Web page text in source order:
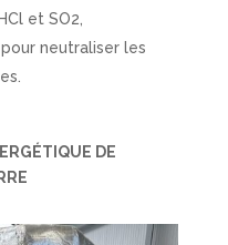
et SO2,
neutraliser les
DE